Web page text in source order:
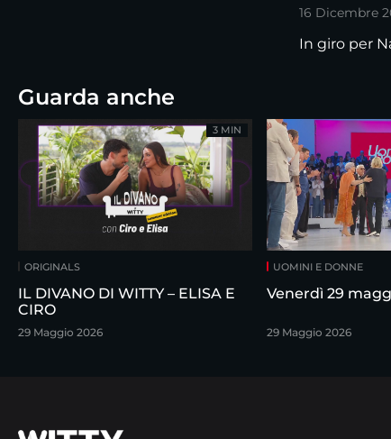
16 Dicembre
In giro per
Guarda anche
ORIGINALS
IL DIVANO DI WITTY – ELISA E
CIRO
29 Maggio 2026
3 MIN
UOMINI E DONNE
Venerdì 29
29 Maggio 2026